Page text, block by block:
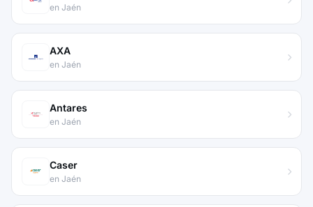
en Jaén
AXA
en Jaén
Antares
en Jaén
Caser
en Jaén